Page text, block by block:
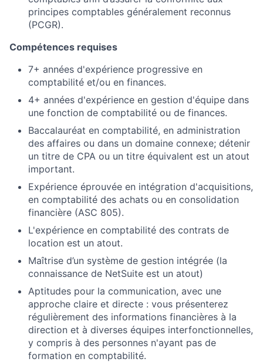
principes comptables généralement reconnus
(PCGR).
Compétences requises
7+ années d'expérience progressive en
comptabilité et/ou en finances.
4+ années d'expérience en gestion d'équipe dans
une fonction de comptabilité ou de finances.
Baccalauréat en comptabilité, en administration
des affaires ou dans un domaine connexe; détenir
un titre de CPA ou un titre équivalent est un atout
important.
Expérience éprouvée en intégration d'acquisitions,
en comptabilité des achats ou en consolidation
financière (ASC 805).
L'expérience en comptabilité des contrats de
location est un atout.
Maîtrise d’un système de gestion intégrée (la
connaissance de NetSuite est un atout)
Aptitudes pour la communication, avec une
approche claire et directe : vous présenterez
régulièrement des informations financières à la
direction et à diverses équipes interfonctionnelles,
y compris à des personnes n'ayant pas de
formation en comptabilité.